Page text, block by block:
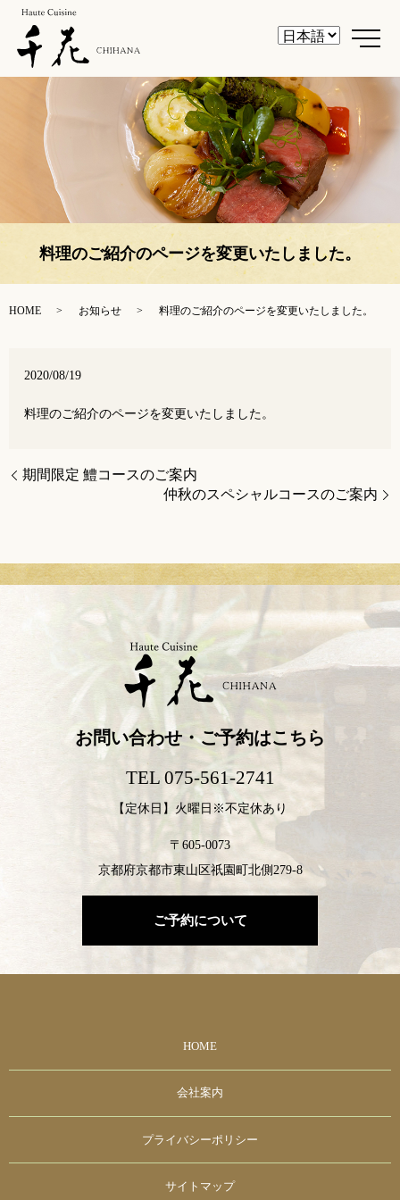
メ
料理のご紹介のページを変更いたしました。
HOME お知らせ 料理のご紹介のページを変更いたしました。
2020/08/19
料理のご紹介のページを変更いたしました。
期間限定 鱧コースのご案内
仲秋のスペシャルコースのご案内
お問い合わせ・ご予約はこちら
TEL 075-561-2741
【定休日】火曜日※不定休あり
〒605-0073
京都府京都市東山区祇園町北側279-8
ご予約について
HOME
会社案内
プライバシーポリシー
サイトマップ